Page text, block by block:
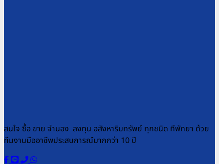
สนใจ ซื้อ ขาย จำนอง ลงทุน อสังหาริมทรัพย์ ทุกชนิด ทีพัทยา ด้วย
ทีมงานมืออาชีพประสบการณ์มากกว่า 10 ปี